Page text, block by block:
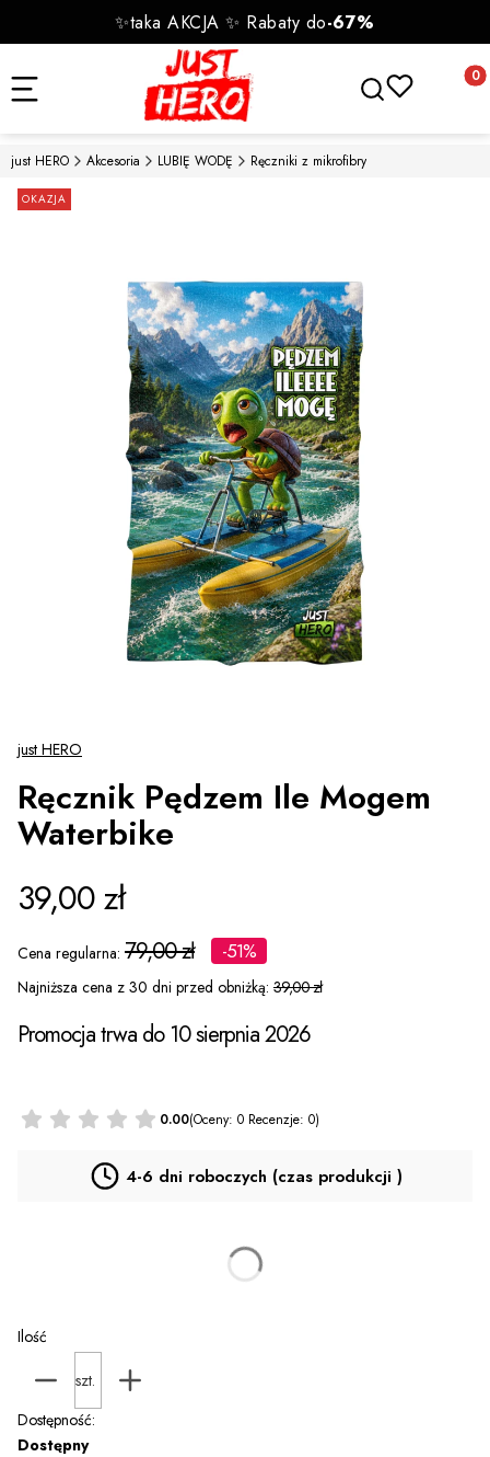
✨taka AKCJA ✨ Rabaty do-67%
Otwórz
just HERO Akcesoria LUBIĘ WODĘ Ręczniki z mikrofibry
Etykiety
OKAZJA
just HERO
Ręcznik Pędzem Ile Mogem
Waterbike
39,00 zł
Cena regularna: 79,00 zł -51%
Najniższa cena z 30 dni przed obniżką: 39,00 zł
Promocja trwa do 10 sierpnia 2026
0.00(Oceny: 0 Recenzje: 0)
4-6 dni roboczych (czas produkcji )
Personalizacja PROMOCJA za 9 zł(+9,00 zł)
Ilość
szt.
Dostępność:
Dostępny